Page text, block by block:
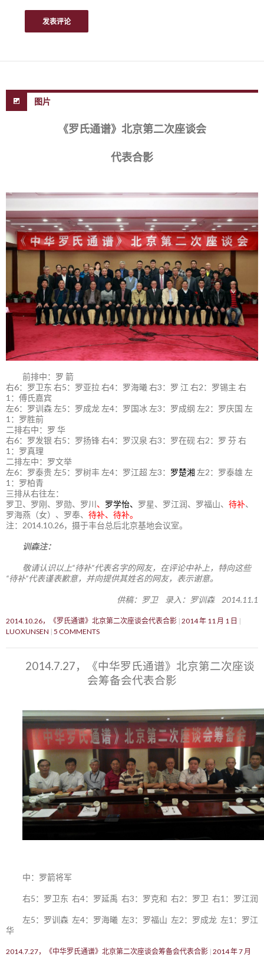
图片
《罗氏通谱》北京第二次座谈会
代表合影
前排中：罗 箭
右6：罗卫东 右5：罗亚拉 右4：罗海曦 右3：罗 江 右2：罗锡主 右
1：傅氏嘉宾
左6：罗训森 左5：罗成龙 左4：罗国冰 左3：罗成纲 左2：罗庆国 左
1：罗胜前
二排右中：罗 华
右6：罗发银 右5：罗扬锋 右4：罗汉泉 右3：罗在砚 右2：罗 芬 右
1：罗真理
二排左中：罗文举
左6：罗泰贵 左5：罗树丰 左4：罗江超 左3： 罗楚湘 左2：罗泰雄 左
1：罗柏青
三排从右往左：
罗卫、罗刚、罗勋、罗川 、 罗学怡、 罗星、罗江润、罗福山、 待补、
罗海燕（女）、罗奉、 待补、待补。
注：2014.10.26，摄于丰台总后北京基地会议室。
训森注：
敬请认识以上“待补”代表名字的网友，在评论中补上，特向这些
“待补”代表谨表歉意，并向提供其姓名的网友，表示谢意。
供稿：罗卫 录入：罗训森 2014.11.1
2014.10.26，《罗氏通谱》北京第二次座谈会代表合影 2014 年 11 月 1 日
LUOXUNSEN 5 COMMENTS
2014.7.27，《中华罗氏通谱》北京第二次座谈
会筹备会代表合影
中：罗箭将军
右5：罗卫东 右4：罗延禹 右3：罗克和 右2：罗卫 右1：罗江润
左5：罗训森 左4：罗海曦 左3：罗福山 左2：罗成龙 左1：罗江
华
2014.7.27，《中华罗氏通谱》北京第二次座谈会筹备会代表合影 2014 年 7 月